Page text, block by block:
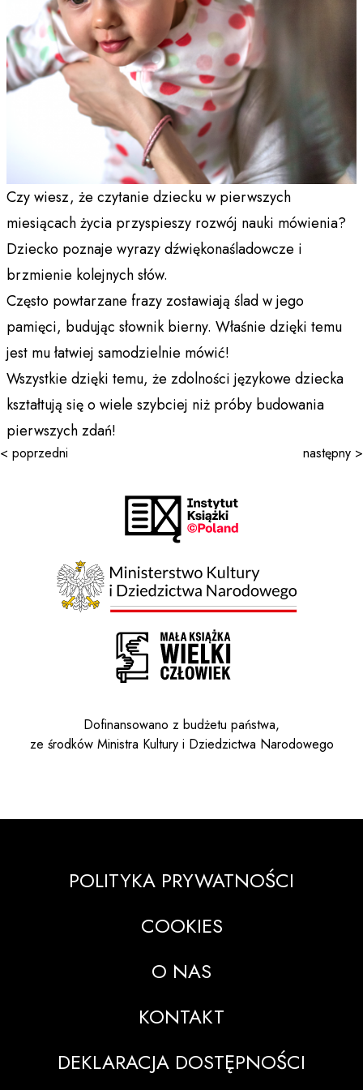
Czy wiesz, że czytanie dziecku w pierwszych
miesiącach życia przyspieszy rozwój nauki mówienia?
Dziecko poznaje wyrazy dźwiękonaśladowcze i
brzmienie kolejnych słów.
Często powtarzane frazy zostawiają ślad w jego
pamięci, budując słownik bierny. Właśnie dzięki temu
jest mu łatwiej samodzielnie mówić!
Wszystkie dzięki temu, że zdolności językowe dziecka
kształtują się o wiele szybciej niż próby budowania
pierwszych zdań!
< poprzedni następny >
Dofinansowano z budżetu państwa,
ze środków Ministra Kultury i Dziedzictwa Narodowego
POLITYKA PRYWATNOŚCI
COOKIES
O NAS
KONTAKT
DEKLARACJA DOSTĘPNOŚCI